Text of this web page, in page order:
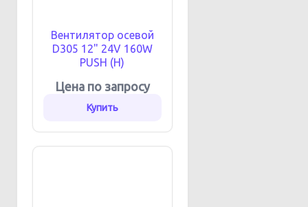
Вентилятор осевой
D305 12" 24V 160W
PUSH (H)
Цена по запросу
Купить